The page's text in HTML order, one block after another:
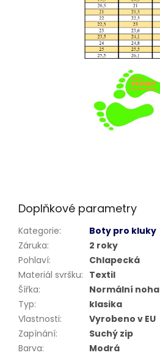
Doplňkové parametry
Kategorie:
Boty pro kluky
Záruka:
2 roky
Pohlaví:
Chlapecká
Materiál svršku: Textil
Šířka:
Normální noha
Typ:
klasika
Vlastnosti:
Vyrobeno v EU
Zapínání:
Suchý zip
Barva: Modrá